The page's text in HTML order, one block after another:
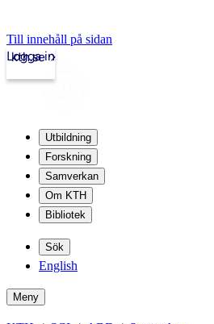
Till innehåll på sidan
kth.se
Logga in
Utbildning
Forskning
Samverkan
Om KTH
Bibliotek
Sök
English
Meny